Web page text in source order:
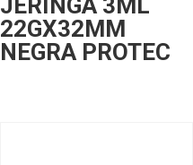
JERINGA 3ML
22GX32MM
NEGRA PROTEC